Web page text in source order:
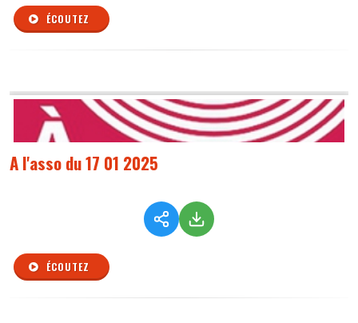
ÉCOUTEZ
A l'asso du 17 01 2025
ÉCOUTEZ